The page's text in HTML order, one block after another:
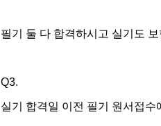
필기 둘 다 합격하시고 실기도
Q3.
실기 합격일 이전 필기 원서접수